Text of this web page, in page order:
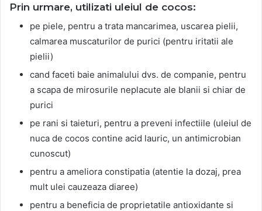
Prin urmare, utilizati uleiul de cocos:
pe piele, pentru a trata mancarimea, uscarea pielii,
calmarea muscaturilor de purici (pentru iritatii ale
pielii)
cand faceti baie animalului dvs. de companie, pentru
a scapa de mirosurile neplacute ale blanii si chiar de
purici
pe rani si taieturi, pentru a preveni infectiile (uleiul de
nuca de cocos contine acid lauric, un antimicrobian
cunoscut)
pentru a ameliora constipatia (atentie la dozaj, prea
mult ulei cauzeaza diaree)
pentru a beneficia de proprietatile antioxidante si